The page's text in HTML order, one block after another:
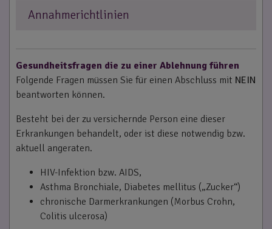
Annahmerichtlinien
Gesundheitsfragen die zu einer Ablehnung führen
Folgende Fragen müssen Sie für einen Abschluss mit NEIN
beantworten können.
Besteht bei der zu versichernde Person eine dieser
Erkrankungen behandelt, oder ist diese notwendig bzw.
aktuell angeraten.
HIV-Infektion bzw. AIDS,
Asthma Bronchiale, Diabetes mellitus („Zucker“)
chronische Darmerkrankungen (Morbus Crohn,
Colitis ulcerosa)